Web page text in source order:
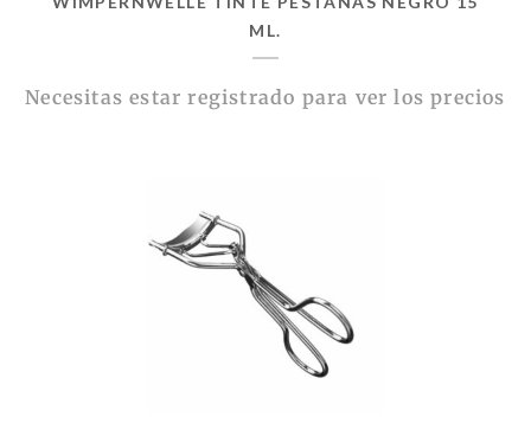
ML.
Necesitas estar registrado para ver los precios